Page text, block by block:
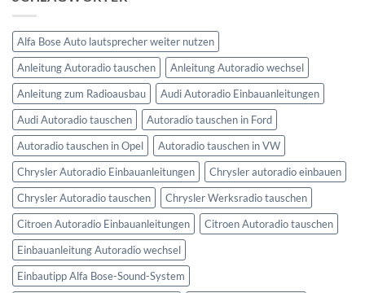
Alfa Bose Auto lautsprecher weiter nutzen
Anleitung Autoradio tauschen
Anleitung Autoradio wechsel
Anleitung zum Radioausbau
Audi Autoradio Einbauanleitungen
Audi Autoradio tauschen
Autoradio tauschen in Ford
Autoradio tauschen in Opel
Autoradio tauschen in VW
Chrysler Autoradio Einbauanleitungen
Chrysler autoradio einbauen
Chrysler Autoradio tauschen
Chrysler Werksradio tauschen
Citroen Autoradio Einbauanleitungen
Citroen Autoradio tauschen
Einbauanleitung Autoradio wechsel
Einbautipp Alfa Bose-Sound-System